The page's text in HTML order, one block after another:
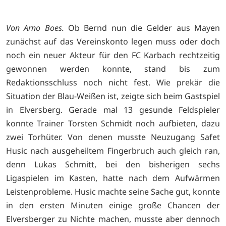
Von Arno Boes. Ob Bernd nun die Gelder aus Mayen
zunächst auf das Vereinskonto legen muss oder doch
noch ein neuer Akteur für den FC Karbach rechtzeitig
gewonnen werden konnte, stand bis zum
Redaktionsschluss noch nicht fest. Wie prekär die
Situation der Blau-Weißen ist, zeigte sich beim Gastspiel
in Elversberg. Gerade mal 13 gesunde Feldspieler
konnte Trainer Torsten Schmidt noch aufbieten, dazu
zwei Torhüter. Von denen musste Neuzugang Safet
Husic nach ausgeheiltem Fingerbruch auch gleich ran,
denn Lukas Schmitt, bei den bisherigen sechs
Ligaspielen im Kasten, hatte nach dem Aufwärmen
Leistenprobleme. Husic machte seine Sache gut, konnte
in den ersten Minuten einige große Chancen der
Elversberger zu Nichte machen, musste aber dennoch